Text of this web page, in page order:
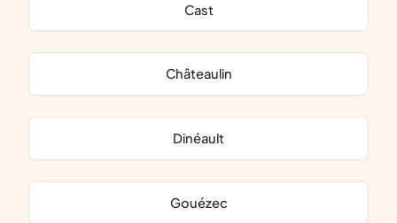
Cast
Châteaulin
Dinéault
Gouézec